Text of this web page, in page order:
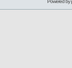
Powered by